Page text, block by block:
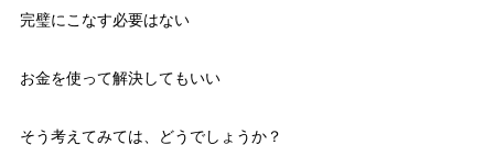
完璧にこなす必要はない
お金を使って解決してもいい
そう考えてみては、どうでしょうか？